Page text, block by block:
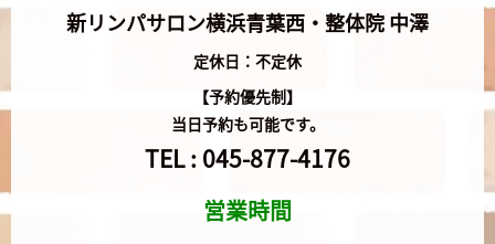
新リンパサロン横浜青葉西・整体院 中澤
定休日：不定休
【予約優先制】
当日予約も可能です。
TEL : 045-877-4176
営業時間